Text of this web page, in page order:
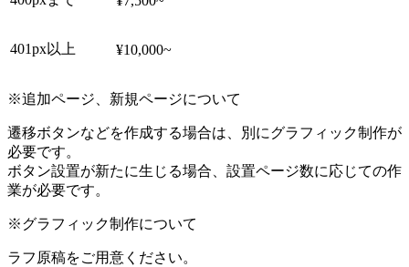
401px以上 ¥10,000~
※追加ページ、新規ページについて
遷移ボタンなどを作成する場合は、別にグラフィック制作が
必要です。
ボタン設置が新たに生じる場合、設置ページ数に応じての作
業が必要です。
※グラフィック制作について
ラフ原稿をご用意ください。